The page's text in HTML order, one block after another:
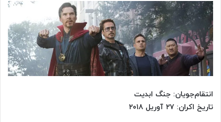
انتقام‌جویان: جنگ ابدیت
تاریخ اکران: ۲۷ آوریل ۲۰۱۸